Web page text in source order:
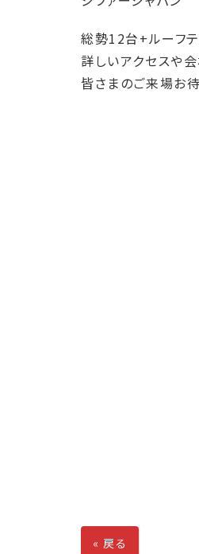
総勢12台+ルーフテ
詳しいアクセスや
皆さまのご来場お待
« 戻る